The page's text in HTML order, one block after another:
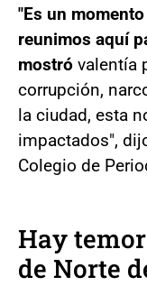
"Es un
reunimos aquí
mostró valentía
corrupción,
la ciudad, esta
impactados",
Colegio de
Hay
de Norte